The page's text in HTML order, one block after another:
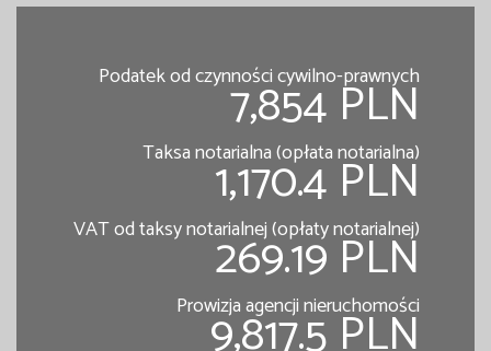
Podatek od czynności cywilno-prawnych
7,854 PLN
Taksa notarialna (opłata notarialna)
1,170.4 PLN
VAT od taksy notarialnej (opłaty notarialnej)
269.19 PLN
Prowizja agencji nieruchomości